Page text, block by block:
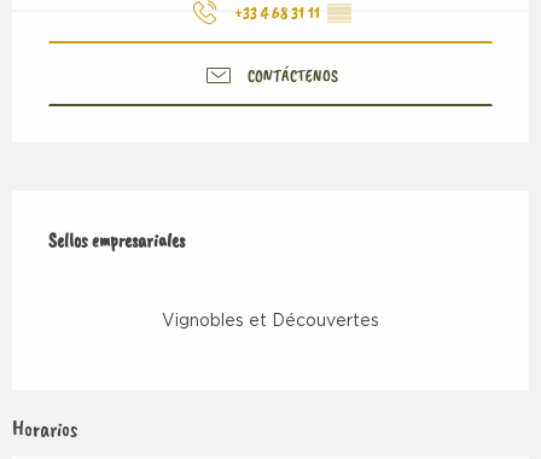
+33 4 68 31 11 ▒▒
CONTÁCTENOS
Sellos empresariales
Sellos empresariales
Vignobles et Découvertes
Horarios